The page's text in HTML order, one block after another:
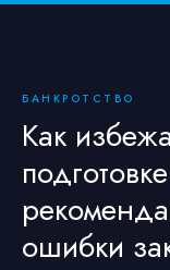
БАНКРОТСТВО
Как
ошибки